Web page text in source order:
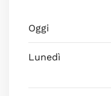
Oggi
Lunedì